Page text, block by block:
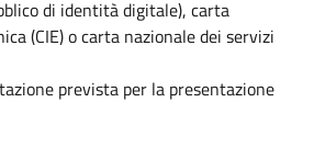
di identità digitale), carta
(CIE) o carta nazionale dei servizi
prevista per la presentazione